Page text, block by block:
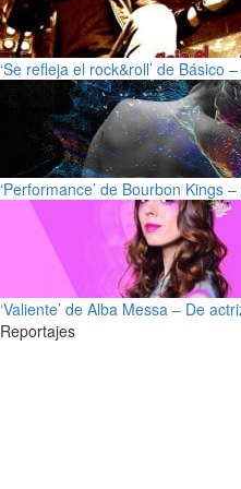
‘Se refleja el rock&roll’ de
‘Performance’ de Bourbon Kings
‘Valiente’ de Alba Messa – De
Reportajes